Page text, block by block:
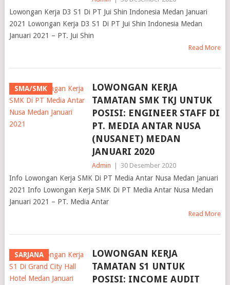
Lowongan Kerja D3 S1 Di PT Jui Shin Indonesia Medan Januari
2021 Lowongan Kerja D3 S1 Di PT Jui Shin Indonesia Medan
Januari 2021 – PT. Jui Shin
Read More
SMA/SMK
LOWONGAN KERJA
TAMATAN SMK TKJ UNTUK
POSISI: ENGINEER STAFF DI
PT. MEDIA ANTAR NUSA
(NUSANET) MEDAN
JANUARI 2020
Admin 30 Desember 2020
Info Lowongan Kerja SMK Di PT Media Antar Nusa Medan Januari
2021 Info Lowongan Kerja SMK Di PT Media Antar Nusa Medan
Januari 2021 – PT. Media Antar
Read More
SARJANA
LOWONGAN KERJA
TAMATAN S1 UNTUK
POSISI: INCOME AUDIT